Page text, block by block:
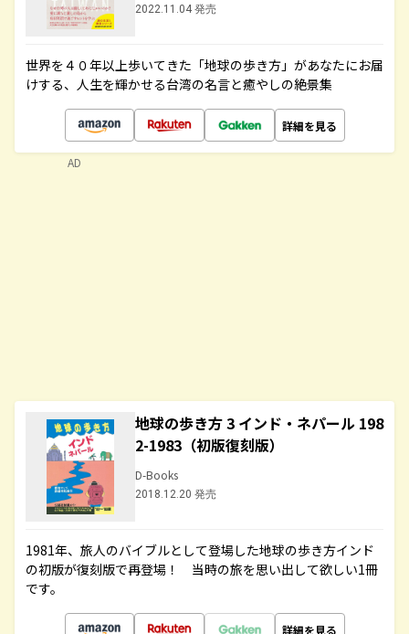
2022.11.04 発売
世界を４０年以上歩いてきた「地球の歩き方」があなたにお届
けする、人生を輝かせる台湾の名言と癒やしの絶景集
詳細を見る
地球の歩き方 3 インド・ネパール 198
2-1983（初版復刻版）
D-Books
2018.12.20 発売
1981年、旅人のバイブルとして登場した地球の歩き方インド
の初版が復刻版で再登場！ 当時の旅を思い出して欲しい1冊
です。
詳細を見る
AD